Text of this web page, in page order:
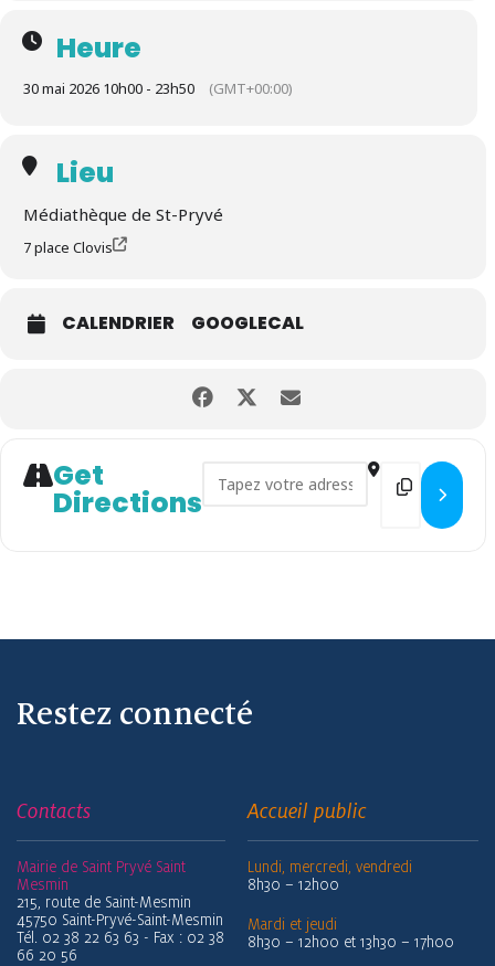
Heure
30 mai 2026 10h00 - 23h50 (GMT+00:00)
Lieu
Médiathèque de St-Pryvé
7 place Clovis
CALENDRIER GOOGLECAL
Get
Directions
Address - Atelier
Restez connecté
Contacts
Mairie de Saint Pryvé Saint
Mesmin
215, route de Saint-Mesmin
45750 Saint-Pryvé-Saint-Mesmin
Tél. 02 38 22 63 63 - Fax : 02 38
66 20 56
Accueil public
Lundi, mercredi, vendredi
8h30 – 12h00
Mardi et jeudi
8h30 – 12h00 et 13h30 – 17h00